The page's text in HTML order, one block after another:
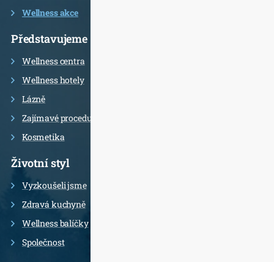
Wellness akce
Představujeme
Wellness centra
Wellness hotely
Lázně
Zajímavé procedury
Kosmetika
Životní styl
Vyzkoušeli jsme
Zdravá kuchyně
Wellness balíčky
Společnost